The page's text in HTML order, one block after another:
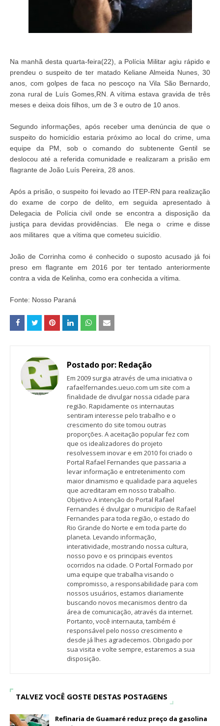
Na manhã desta quarta-feira(22), a Polícia Militar agiu rápido e
prendeu o suspeito de ter matado Keliane Almeida Nunes, 30
anos, com golpes de faca no pescoço na Vila São Bernardo,
zona rural de Luís Gomes,RN. A vítima estava gravida de três
meses e deixa dois filhos, um de 3 e outro de 10 anos.
Segundo informações, após receber uma denúncia de que o
suspeito do homicídio estaria próximo ao local do crime, uma
equipe da PM, sob o comando do subtenente Gentil se
deslocou até a referida comunidade e realizaram a prisão em
flagrante de João Luís Pereira, 28 anos.
Após a prisão, o suspeito foi levado ao ITEP-RN para realização
do exame de corpo de delito, em seguida apresentado à
Delegacia de Polícia civil onde se encontra a disposição da
justiça para devidas providências. Ele nega o crime e disse
aos militares que a vítima que cometeu suicídio.
João de Corrinha como é conhecido o suposto acusado já foi
preso em flagrante em 2016 por ter tentado anteriormente
contra a vida de Kelinha, como era conhecida a vítima.
Fonte: Nosso Paraná
Postado por: Redação
Em 2009 surgia através de uma iniciativa o
rafaelfernandes.ueuo.com um site com a
finalidade de divulgar nossa cidade para
região. Rapidamente os internautas
sentiram interesse pelo trabalho e o
crescimento do site tomou outras
proporções. A aceitação popular fez com
que os idealizadores do projeto
resolvessem inovar e em 2010 foi criado o
Portal Rafael Fernandes que passaria a
levar informação e entretenimento com
maior dinamismo e qualidade para aqueles
que acreditaram em nosso trabalho.
Objetivo A intenção do Portal Rafael
Fernandes é divulgar o município de Rafael
Fernandes para toda região, o estado do
Rio Grande do Norte e em toda parte do
planeta. Levando informação,
interatividade, mostrando nossa cultura,
nosso povo e os principais eventos
ocorridos na cidade. O Portal Formado por
uma equipe que trabalha visando o
compromisso, a responsabilidade para com
nossos usuários, estamos diariamente
buscando novos mecanismos dentro da
área de comunicação, através da internet.
Portanto, você internauta, também é
responsável pelo nosso crescimento e
desde já lhes agradecemos. Obrigado por
sua visita e volte sempre, estaremos a sua
disposição.
TALVEZ VOCÊ GOSTE DESTAS POSTAGENS
Refinaria de Guamaré reduz preço da gasolina